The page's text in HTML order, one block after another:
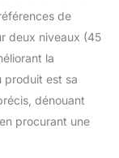
massage
de 2
et
allez
de
de
deux niveaux (45
la
produit est sa
dénouant
procurant une